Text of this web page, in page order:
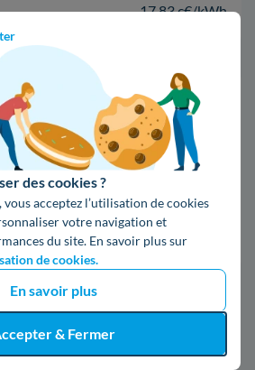
des cookies ?
acceptez l’utilisation de cookies
votre navigation et
du site. En savoir plus sur
de cookies.
En savoir plus
& Fermer
17,83 c€/kWh
d’une puissance de 6 kVA
/ souscriptions
non surtaxé)
09 78 46 71 74
les offres
faut savoir d'Enedis à